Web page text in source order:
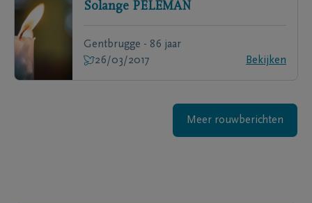
Solange PELEMAN
Gentbrugge - 86 jaar
26/03/2017
Bekijken
Meer rouwberichten